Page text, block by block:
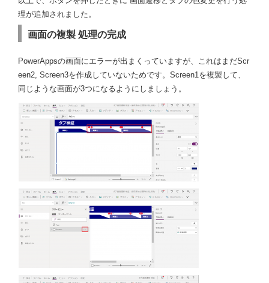
理が追加されました。
画面の複製 処理の完成
PowerAppsの画面にエラーが出まくっていますが、これはまだScr
een2, Screen3を作成していないためです。Screen1を複製して、
同じような画面が3つになるようにしましょう。